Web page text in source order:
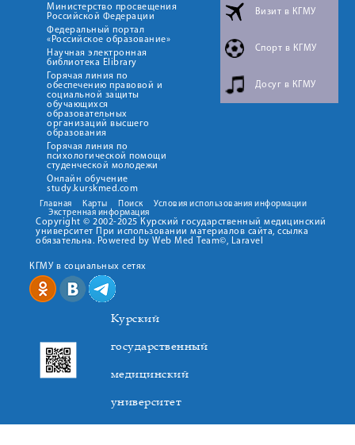
Министерство просвещения
Российской Федерации
Федеральный портал
«Российское образование»
Научная электронная
библиотека Elibrary
Горячая линия по
обеспечению правовой и
социальной защиты
обучающихся
образовательных
организаций высшего
образования
Горячая линия по
психологической помощи
студенческой молодежи
Онлайн обучение
study.kurskmed.com
Визит в КГМУ
Спорт в КГМУ
Досуг в КГМУ
Главная Карты Поиск
Условия использования информации
Экстренная информация
Copyright © 2002-2025 Курский государственный медицинский
университет При использовании материалов сайта, ссылка
обязательна. Powered by Web Med Team©, Laravel
КГМУ в социальных сетях
Курский
государственный
медицинский
университет